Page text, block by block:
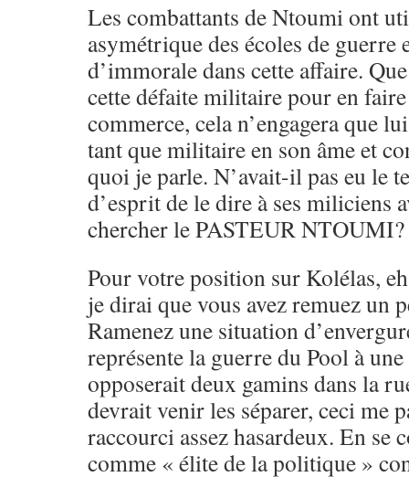
Les combattants de Ntoumi ont
asymétrique des écoles de guerre
d’immorale dans cette affaire.
cette défaite militaire pour en
commerce, cela n’engagera que
tant que militaire en son âme et
quoi je parle. N’avait-il pas eu le
d’esprit de le dire à ses miliciens
chercher le PASTEUR NTOUMI?
Pour votre position sur Kolélas,
je dirai que vous avez remuez un
Ramenez une situation
représente la guerre du Pool à
opposerait deux gamins dans la
devrait venir les séparer, ceci me
raccourci assez hasardeux. En se
comme « élite de la politique »